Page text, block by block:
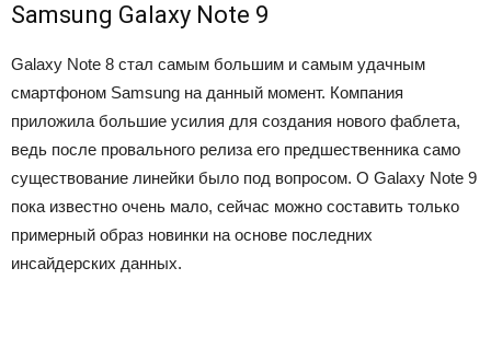
Samsung Galaxy Note 9
Galaxy Note 8 стал самым большим и самым удачным
смартфоном Samsung на данный момент. Компания
приложила большие усилия для создания нового фаблета,
ведь после провального релиза его предшественника само
существование линейки было под вопросом. О Galaxy Note 9
пока известно очень мало, сейчас можно составить только
примерный образ новинки на основе последних
инсайдерских данных.